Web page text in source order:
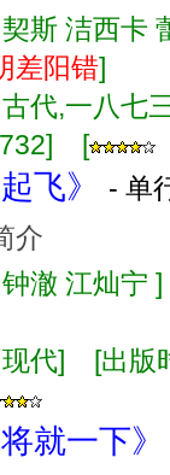
契斯 洁西
差阳错]
古代,一八
[
飞》
- 单
介
钟澈 江灿
现代] [出
就一下》